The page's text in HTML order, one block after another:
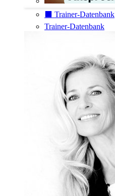
⬛️ Trainer-Datenbank
Trainer-Datenbank